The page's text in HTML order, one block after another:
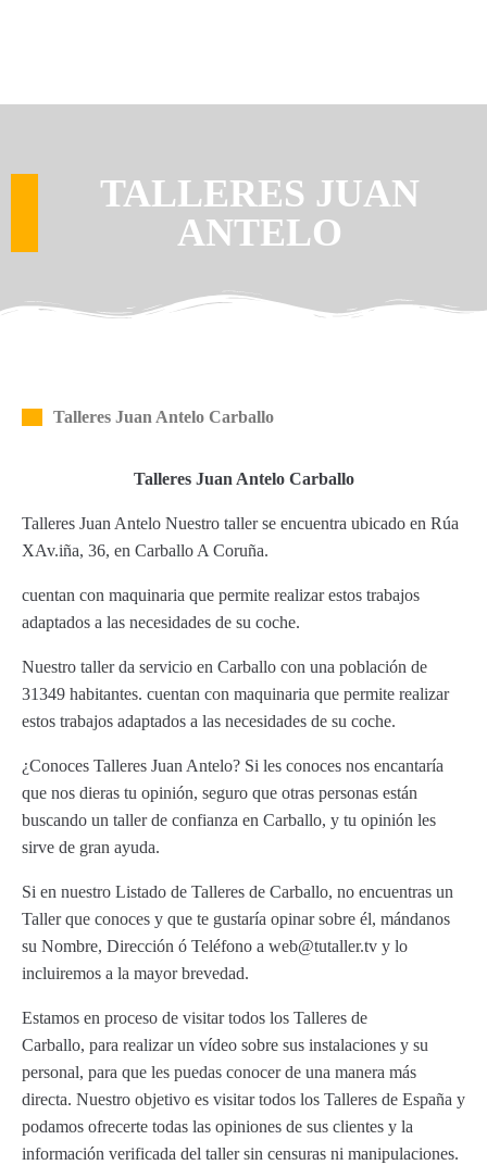
TALLERES JUAN
ANTELO
Talleres Juan Antelo Carballo
Talleres Juan Antelo Carballo
Talleres Juan Antelo Nuestro taller se encuentra ubicado en Rúa
XAv.iña, 36, en Carballo A Coruña.
cuentan con maquinaria que permite realizar estos trabajos
adaptados a las necesidades de su coche.
Nuestro taller da servicio en Carballo con una población de
31349 habitantes. cuentan con maquinaria que permite realizar
estos trabajos adaptados a las necesidades de su coche.
¿Conoces Talleres Juan Antelo? Si les conoces nos encantaría
que nos dieras tu opinión, seguro que otras personas están
buscando un taller de confianza en Carballo, y tu opinión les
sirve de gran ayuda.
Si en nuestro Listado de Talleres de Carballo, no encuentras un
Taller que conoces y que te gustaría opinar sobre él, mándanos
su Nombre, Dirección ó Teléfono a web@tutaller.tv y lo
incluiremos a la mayor brevedad.
Estamos en proceso de visitar todos los Talleres de
Carballo, para realizar un vídeo sobre sus instalaciones y su
personal, para que les puedas conocer de una manera más
directa. Nuestro objetivo es visitar todos los Talleres de España y
podamos ofrecerte todas las opiniones de sus clientes y la
información verificada del taller sin censuras ni manipulaciones.